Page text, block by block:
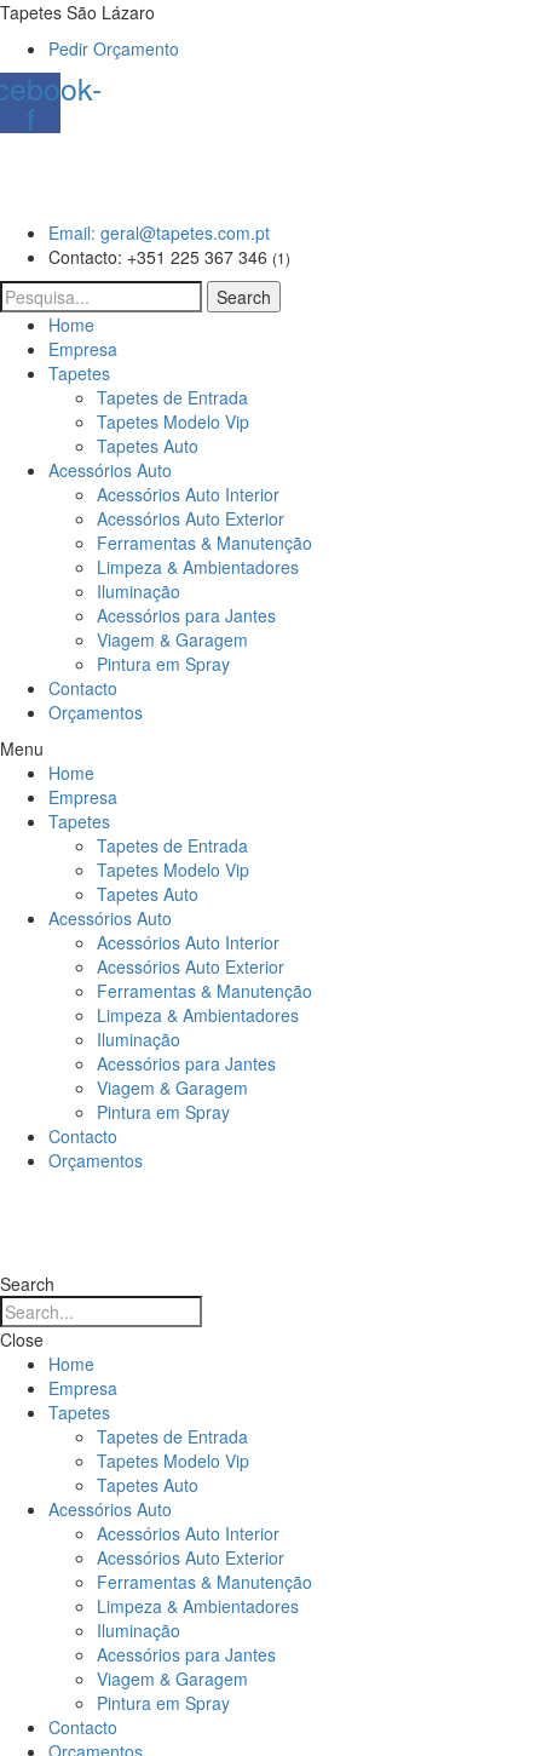
Tapetes São Lázaro
Pedir Orçamento
f
Email: geral@tapetes.com.pt
Contacto: +351 225 367 346 (1)
Search
Home
Empresa
Tapetes
Tapetes de Entrada
Tapetes Modelo Vip
Tapetes Auto
Acessórios Auto
Acessórios Auto Interior
Acessórios Auto Exterior
Ferramentas & Manutenção
Limpeza & Ambientadores
Iluminação
Acessórios para Jantes
Viagem & Garagem
Pintura em Spray
Contacto
Orçamentos
Menu
Home
Empresa
Tapetes
Tapetes de Entrada
Tapetes Modelo Vip
Tapetes Auto
Acessórios Auto
Acessórios Auto Interior
Acessórios Auto Exterior
Ferramentas & Manutenção
Limpeza & Ambientadores
Iluminação
Acessórios para Jantes
Viagem & Garagem
Pintura em Spray
Contacto
Orçamentos
Search
Close
Home
Empresa
Tapetes
Tapetes de Entrada
Tapetes Modelo Vip
Tapetes Auto
Acessórios Auto
Acessórios Auto Interior
Acessórios Auto Exterior
Ferramentas & Manutenção
Limpeza & Ambientadores
Iluminação
Acessórios para Jantes
Viagem & Garagem
Pintura em Spray
Contacto
Orçamentos